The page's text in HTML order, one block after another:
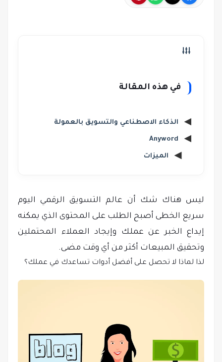
في هذه المقالة
الذكاء الاصطناعي والتسويق بالعمولة
Anyword
الميزات
ليس هناك شك أن عالم التسويق الرقمي اليوم
سريع الخطى أصبح الطلب على المحتوى الذي يمكنه
إيداع الخبر عن عملك وإيجاد العملاء المحتملين
وتحقيق المبيعات أكثر من أي وقت مضى.
لذا لماذا لا تحصل على أفضل أدوات تساعدك في عملك؟